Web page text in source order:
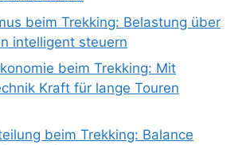
beim Trekking: Belastung über
intelligent steuern
beim Trekking: Mit
Kraft für lange Touren
beim Trekking: Balance